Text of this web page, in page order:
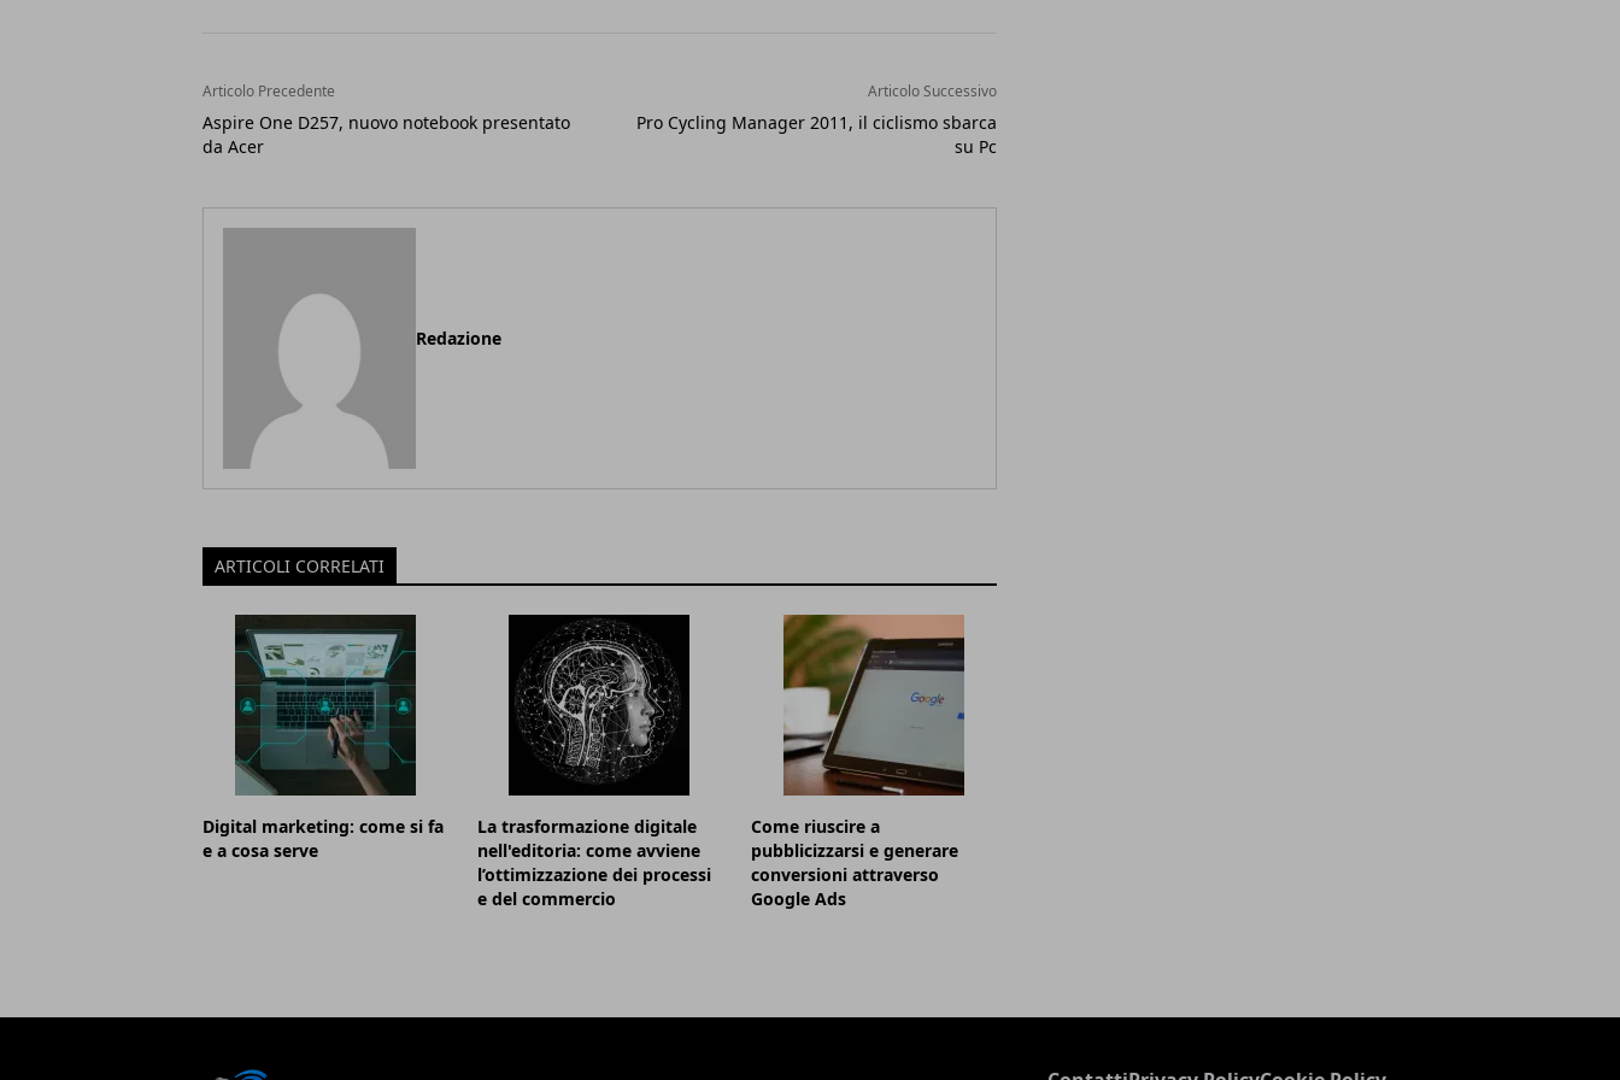
Articolo Precedente
Aspire One D257, nuovo notebook presentato
da Acer
Articolo Successivo
Pro Cycling Manager 2011, il ciclismo sbarca
su Pc
Redazione
ARTICOLI CORRELATI
Digital marketing: come si fa
e a cosa serve
La trasformazione digitale
nell'editoria: come avviene
l’ottimizzazione dei processi
e del commercio
Come riuscire a
pubblicizzarsi e generare
conversioni attraverso
Google Ads